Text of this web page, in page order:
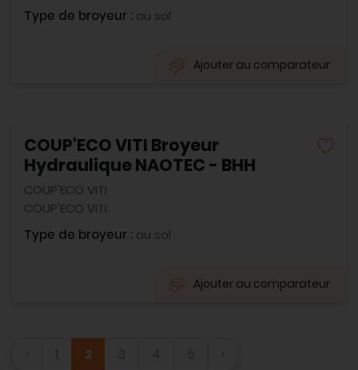
Type de broyeur : au sol
Ajouter au comparateur
COUP'ECO VITI Broyeur
Hydraulique NAOTEC - BHH
COUP'ECO VITI
COUP'ECO VITI
Type de broyeur : au sol
Ajouter au comparateur
‹ 2 ›